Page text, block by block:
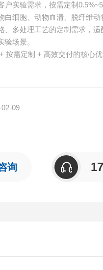
户实验需求，按需定制
白细胞、动物血清、脱纤维
、多处理工艺的定制需求，
验场景。
按需定制 + 高效交付的核心
09
询